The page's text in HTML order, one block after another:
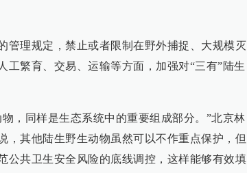
管理规定，禁止或者限制在野外捕捉、大规模灭
工繁育、交易、运输等方面，加强对“三有”陆生
，同样是生态系统中的重要组成部分。”北京林
，其他陆生野生动物虽然可以不作重点保护，但
公共卫生安全风险的底线调控，这样能够有效填